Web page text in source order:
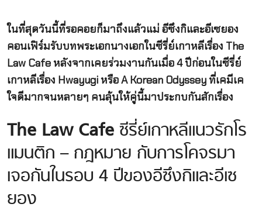
ในที่สุดวันนี้ที่รอคอยก็มาถึงแล้วแม่ อีซึงกิและอีเซยอง
คอนเฟิร์มรับบทพระเอกนางเอกในซีรี่ย์เกาหลีเรื่อง The
Law Cafe หลังจากเคยร่วมงานกันเมื่อ 4 ปีก่อนในซีรี่ย์
เกาหลีเรื่อง Hwayugi หรือ A Korean Odyssey ที่เคมีเค
ใจดีมากจนหลายๆ คนลุ้นให้คู่นี้มาประกบกันสักเรื่อง
The Law Cafeซีรี่ย์เกาหลีแนวรักโร
แมนติก – กฎหมาย กับการโคจรมา
เจอกันในรอบ 4 ปีของอีซึงกิและอีเซ
ยอง